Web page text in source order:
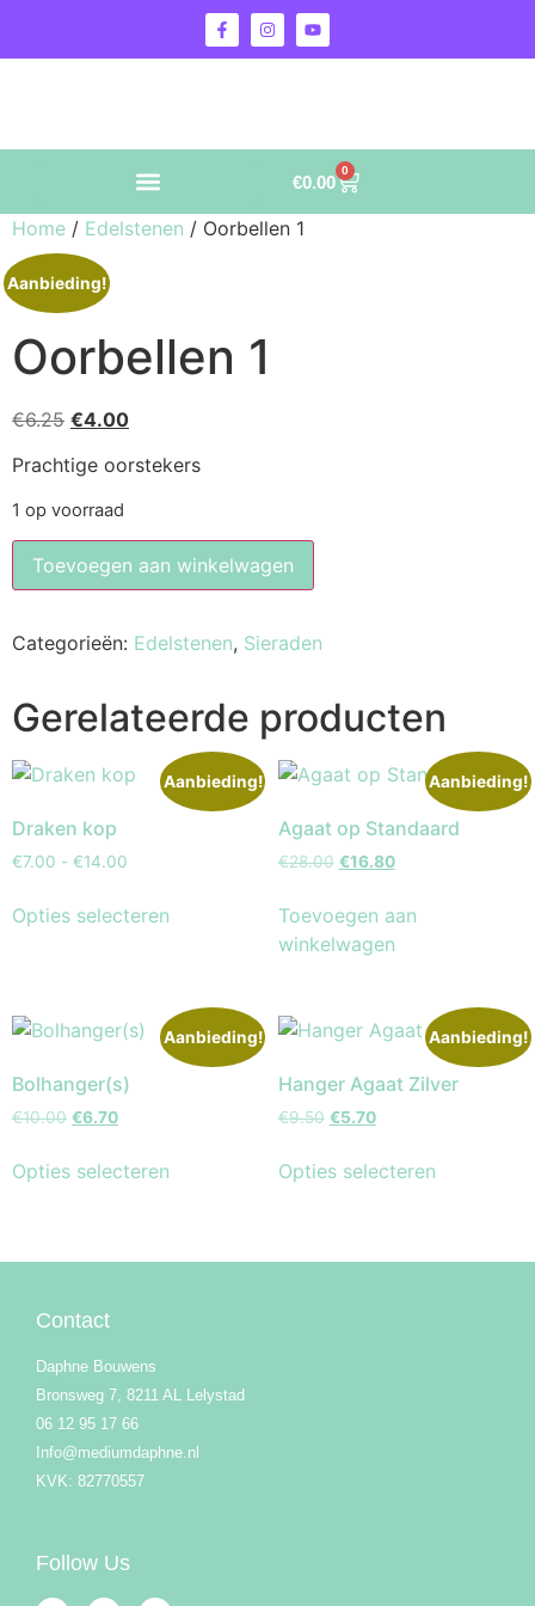
€0.00
0
Home / Edelstenen / Oorbellen 1
Aanbieding!
Oorbellen 1
€6.25 €4.00
Prachtige oorstekers
1 op voorraad
Toevoegen aan winkelwagen
Categorieën: Edelstenen, Sieraden
Gerelateerde producten
Aanbieding!
Draken kop
€7.00 - €14.00
Opties selecteren
Aanbieding!
Agaat op Standaard
€28.00 €16.80
Toevoegen aan
winkelwagen
Aanbieding!
Bolhanger(s)
€10.00 €6.70
Opties selecteren
Aanbieding!
Hanger Agaat Zilver
€9.50 €5.70
Opties selecteren
Contact
Daphne Bouwens
Bronsweg 7, 8211 AL Lelystad
06 12 95 17 66
Info@mediumdaphne.nl
KVK: 82770557
Follow Us